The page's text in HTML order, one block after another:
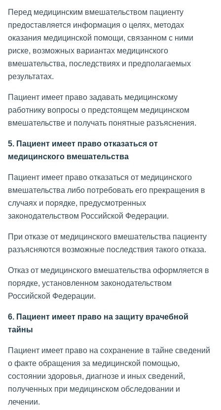
Перед медицинским вмешательством пациенту
предоставляется информация о целях, методах
оказания медицинской помощи, связанном с ними
риске, возможных вариантах медицинского
вмешательства, последствиях и предполагаемых
результатах.
Пациент имеет право задавать медицинскому
работнику вопросы о предстоящем медицинском
вмешательстве и получать понятные разъяснения.
5. Пациент имеет право отказаться от
медицинского вмешательства
Пациент имеет право отказаться от медицинского
вмешательства либо потребовать его прекращения в
случаях и порядке, предусмотренных
законодательством Российской Федерации.
При отказе от медицинского вмешательства пациенту
разъясняются возможные последствия такого отказа.
Отказ от медицинского вмешательства оформляется в
порядке, установленном законодательством
Российской Федерации.
6. Пациент имеет право на защиту врачебной
тайны
Пациент имеет право на сохранение в тайне сведений
о факте обращения за медицинской помощью,
состоянии здоровья, диагнозе и иных сведений,
полученных при медицинском обследовании и
лечении.